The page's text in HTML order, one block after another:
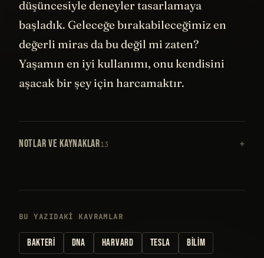
düşüncesiyle deneyler tasarlamaya
başladık. Geleceğe bırakabileceğimiz en
değerli miras da bu değil mi zaten?
Yaşamın en iyi kullanımı, onu kendisini
aşacak bir şey için harcamaktır.
NOTLAR VE KAYNAKLAR13
BU YAZIDAKI KAVRAMLAR
BAKTERI DNA HARVARD TESLA BILIM